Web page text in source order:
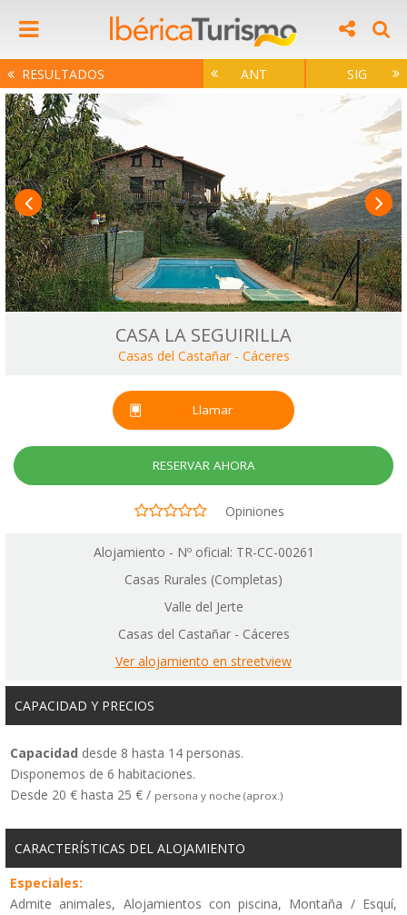
RESULTADOS ANT SIG
CASA LA SEGUIRILLA
Casas del Castañar- Cáceres
Llamar
RESERVAR AHORA
Opiniones
Alojamiento - Nº oficial: TR-CC-00261
Casas Rurales (Completas)
Valle del Jerte
Casas del Castañar - Cáceres
Ver alojamiento en streetview
CAPACIDAD Y PRECIOS
Capacidad desde 8 hasta 14 personas.
Disponemos de 6 habitaciones.
Desde 20 € hasta 25 € / persona y noche (aprox.)
CARACTERÍSTICAS DEL ALOJAMIENTO
Especiales:
Admite animales, Alojamientos con piscina, Montaña / Esquí,